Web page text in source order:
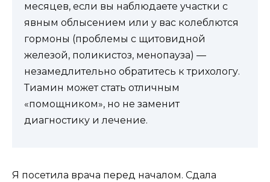
месяцев, если вы наблюдаете участки с
явным облысением или у вас колеблются
гормоны (проблемы с щитовидной
железой, поликистоз, менопауза) —
незамедлительно обратитесь к трихологу.
Тиамин может стать отличным
«помощником», но не заменит
диагностику и лечение.
Я посетила врача перед началом. Сдала